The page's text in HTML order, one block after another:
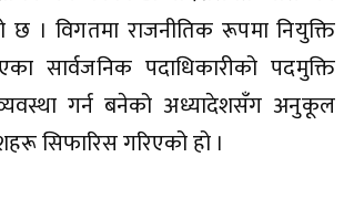
छ । विगतमा राजनीतिक रूपमा नियुक्ति
सार्वजनिक पदाधिकारीको पदमुक्ति
गर्न बनेको अध्यादेशसँग अनुकूल
सिफारिस गरिएको हो ।